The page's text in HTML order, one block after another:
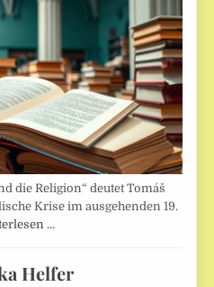
die Religion“ deutet Tomáš
Krise im ausgehenden 19.
…
Helfer